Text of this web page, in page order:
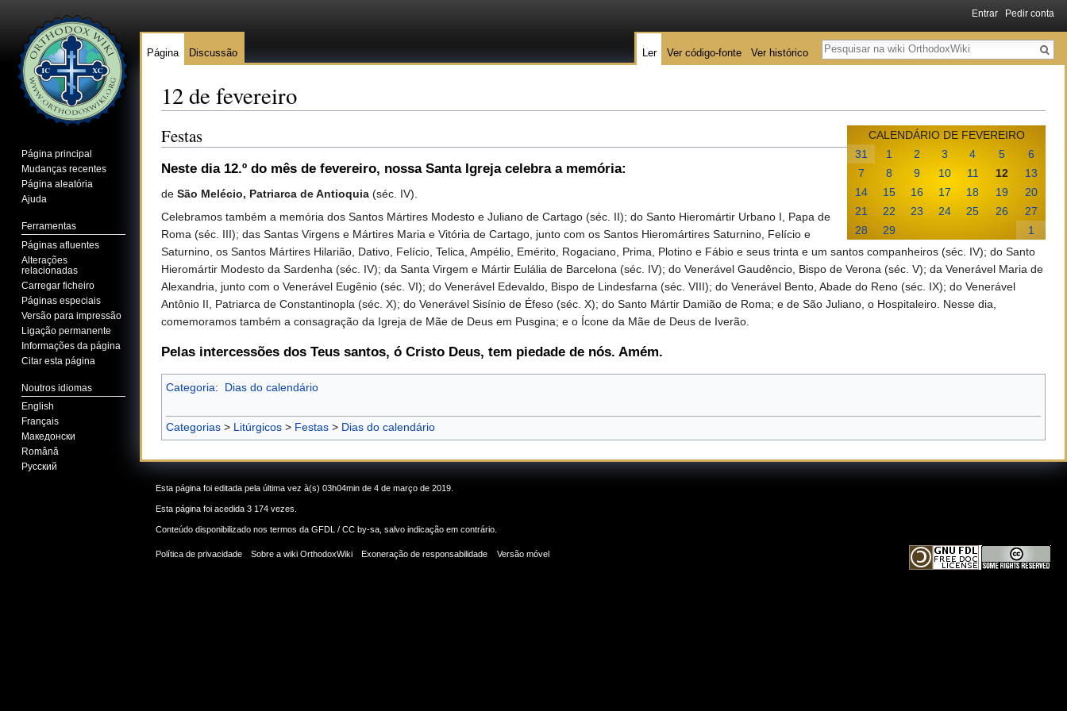
12 de fevereiro
CALENDÁRIO DE FEVEREIRO
31
1 2 3 4 5
6
7
8 9 10 11 12
13
14
15 16 17 18 19
20
21
22 23 24 25 26
27
28
29 1
Festas
Neste dia 12.º do mês de fevereiro, nossa Santa Igreja celebra a memória:
de São Melécio, Patriarca de Antioquia (séc. IV).
Celebramos também a memória dos Santos Mártires Modesto e Juliano de Cartago (séc. II); do Santo Hieromártir Urbano I, Papa de
Roma (séc. III); das Santas Virgens e Mártires Maria e Vitória de Cartago, junto com os Santos Hieromártires Saturnino, Felício e
Saturnino, os Santos Mártires Hilarião, Dativo, Felício, Telica, Ampélio, Emérito, Rogaciano, Prima, Plotino e Fábio e seus trinta e um santos companheiros (séc. IV); do Santo
Hieromártir Modesto da Sardenha (séc. IV); da Santa Virgem e Mártir Eulália de Barcelona (séc. IV); do Venerável Gaudêncio, Bispo de Verona (séc. V); da Venerável Maria de
Alexandria, junto com o Venerável Eugênio (séc. VI); do Venerável Edevaldo, Bispo de Lindesfarna (séc. VIII); do Venerável Bento, Abade do Reno (séc. IX); do Venerável
Antônio II, Patriarca de Constantinopla (séc. X); do Venerável Sisínio de Éfeso (séc. X); do Santo Mártir Damião de Roma; e de São Juliano, o Hospitaleiro. Nesse dia,
comemoramos também a consagração da Igreja de Mãe de Deus em Pusgina; e o Ícone da Mãe de Deus de Iverão.
Pelas intercessões dos Teus santos, ó Cristo Deus, tem piedade de nós. Amém.
Categoria: Dias do calendário
Categorias > Litúrgicos > Festas > Dias do calendário
Entrar Pedir conta
Página Discussão Ler Ver código-fonte Ver histórico
Pesquisa
Página principal
Mudanças recentes
Página aleatória
Ajuda
Ferramentas
Páginas afluentes
Alterações
relacionadas
Carregar ficheiro
Páginas especiais
Versão para impressão
Ligação permanente
Informações da página
Citar esta página
Noutros idiomas
English
Français
Македонски
Română
Русский
Esta página foi editada pela última vez à(s) 03h04min de 4 de março de 2019.
Esta página foi acedida 3 174 vezes.
Conteúdo disponibilizado nos termos da GFDL / CC by-sa, salvo indicação em contrário.
Política de privacidade Sobre a wiki OrthodoxWiki Exoneração de responsabilidade Versão móvel